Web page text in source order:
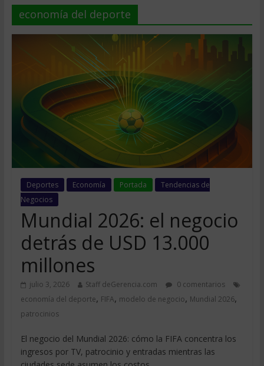
economía del deporte
Deportes Economía Portada
Tendencias de
Negocios
Mundial 2026: el negocio
detrás de USD 13.000
millones
julio 3, 2026 Staff deGerencia.com
0 comentarios
economía del deporte, FIFA, modelo de negocio, Mundial 2026,
patrocinios
El negocio del Mundial 2026: cómo la FIFA concentra los
ingresos por TV, patrocinio y entradas mientras las